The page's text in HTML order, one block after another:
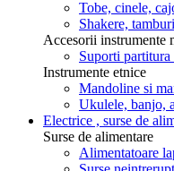
Tobe, cinele,
Shakere,
Accesorii instrumente
Suporti partitura
Instrumente etnice
Mandoline si
Ukulele, banjo,
Electrice , surse de
Surse de alimentare
Alimentatoare